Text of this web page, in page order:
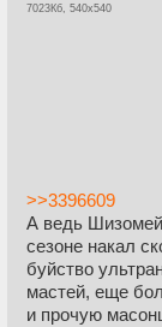
7023Кб, 540x540
>>3396609
А ведь
сезоне накал
буйство
мастей, еще
и прочую